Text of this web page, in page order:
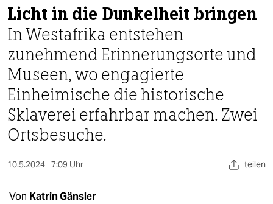
nord
wahrheit
verlag
verlag
veranstaltungen
fragen & hilfe
unterstützen
Licht in die Dunkelheit bringen
In Westafrika entstehen
zunehmend Erinnerungsorte und
Museen, wo engagierte
Einheimische die historische
Sklaverei erfahrbar machen. Zwei
Ortsbesuche.
10.5.2024 7:09 Uhr teilen
Von Katrin Gänsler